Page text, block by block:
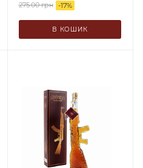
275.00грн -17%
В КОШИК